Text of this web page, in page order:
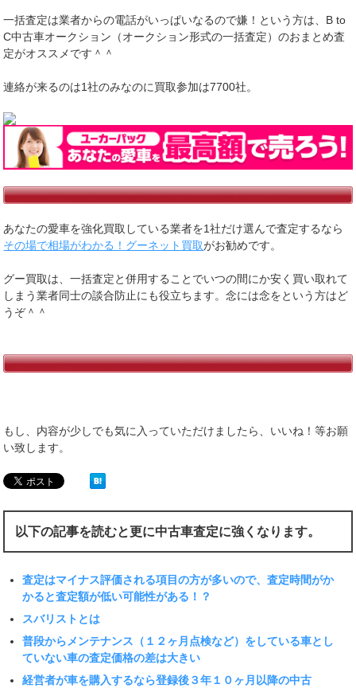
一括査定は業者からの電話がいっぱいなるので嫌！という方は、B to
C中古車オークション（オークション形式の一括査定）のおまとめ査
定がオススメです＾＾
連絡が来るのは1社のみなのに買取参加は7700社。
あなたの愛車を強化買取している業者を1社だけ選んで査定するなら
その場で相場がわかる！グーネット買取がお勧めです。
グー買取は、一括査定と併用することでいつの間にか安く買い取れて
しまう業者同士の談合防止にも役立ちます。念には念をという方はど
うぞ＾＾
もし、内容が少しでも気に入っていただけましたら、いいね！等お願
い致します。
以下の記事を読むと更に中古車査定に強くなります。
査定はマイナス評価される項目の方が多いので、査定時間がか
かると査定額が低い可能性がある！？
スバリストとは
普段からメンテナンス（１２ヶ月点検など）をしている車とし
ていない車の査定価格の差は大きい
経営者が車を購入するなら登録後３年１０ヶ月以降の中古